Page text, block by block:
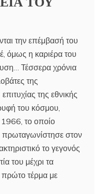
την επέμβασή του
όμως η καριέρα του
Τέσσερα χρόνια
της
της εθνικής
του κόσμου,
1966, το οποίο
στον
το γεγονός
του μέχρι τα
πρώτο τέρμα με